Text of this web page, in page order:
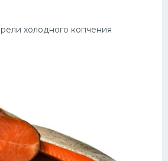
холодного копчения